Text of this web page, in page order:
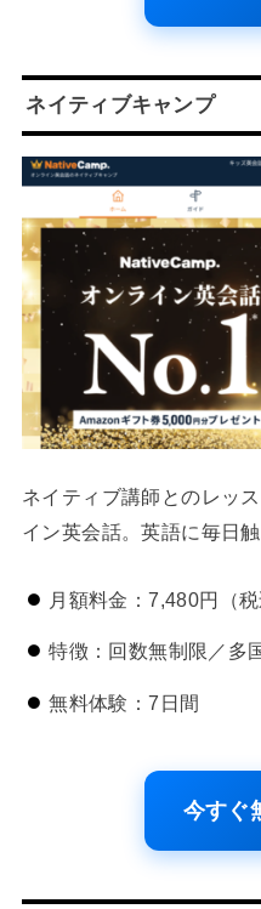
ネイティブキャンプ
ネイティブ講師とのレッ
イン英会話。英語に毎日
月額料金：7,480円（税
特徴：回数無制限／多
無料体験：7日間
今すぐ